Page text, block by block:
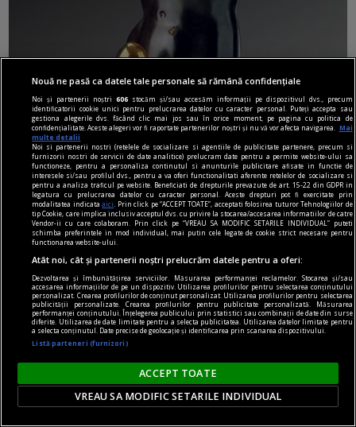
dalí
Declarația de independență a imaginației și
drepturile omului la propria sa nebunie
În coșmarul unei Venus americane, din beznă
apare (ticsit de umbrele uscate) vestitul taxi al
lui Cristofor Columb.
Nouă ne pasă ca datele tale personale să rămână confidențiale
Noi și partenerii noștri606 stocăm și/sau accesăm informații pe dispozitivul dvs., precum
identificatorii cookie unici pentru prelucrarea datelor cu caracter personal. Puteți accepta sau
gestiona alegerile dvs. făcând clic mai jos sau în orice moment, pe pagina cu politica de
confidențialitate. Aceste alegeri vor fi raportate partenerilor noștri și nu vă vor afecta navigarea.
Mai
multe detalii
Noi si partenerii nostri (retelele de socializare si agentiile de publicitate partenere, precum si
furnizorii nostri de servicii de date analitice) prelucram date pentru a permite website-ului sa
functioneze, pentru a personaliza continutul si anunturile publicitare afisate in functie de
interesele si/sau profilul dvs., pentru a va oferi functionalitati aferente retelelor de socializare si
pentru a analiza traficul pe website. Beneficiati de drepturile prevazute de art. 15-22 din GDPR in
legatura cu prelucrarea datelor cu caracter personal. Aceste drepturi pot fi exercitate prin
modalitatea indicataaici
. Prin click pe “ACCEPT TOATE”, acceptati folosirea tuturor Tehnologiilor de
tip Cookie, care implica inclusiv acceptul dvs. cu privire la stocarea/accesarea informatiilor de catre
Vendor-ii cu care colaboram. Prin click pe “VREAU SA MODIFIC SETARILE INDIVIDUAL” puteti
schimba preferintele in mod individual, mai putin cele legate de cookie strict necesare pentru
functionarea website-ului.
Atât noi, cât și partenerii noștri prelucrăm datele pentru a oferi:
Dezvoltarea și îmbunătățirea serviciilor. Măsurarea performanței reclamelor. Stocarea și/sau
accesarea informațiilor de pe un dispozitiv. Utilizarea profilurilor pentru selectarea conținutului
personalizat. Crearea profilurilor de conținut personalizat. Utilizarea profilurilor pentru selectarea
publicității personalizate. Crearea profilurilor pentru publicitate personalizată. Măsurarea
performanței conținutului. Înțelegerea publicului prin statistici sau combinații de date din surse
diferite. Utilizarea de date limitate pentru a selecta publicitatea. Utilizarea datelor limitate pentru
a selecta conținutul. Date precise de geolocație și identificarea prin scanarea dispozitivului.
Listă parteneri (furnizori)
ACCEPT TOATE
VREAU SA MODIFIC SETARILE INDIVIDUAL